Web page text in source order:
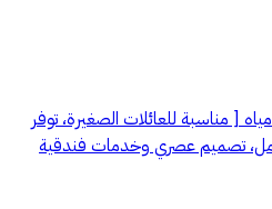
[ مناسبة للعائلات الصغيرة، توفر
تصميم عصري وخدمات فندقية